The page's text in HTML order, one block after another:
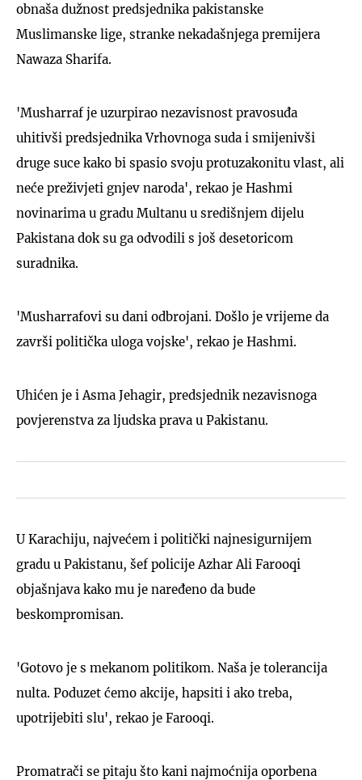
obnaša dužnost predsjednika pakistanske
Muslimanske lige, stranke nekadašnjega premijera
Nawaza Sharifa.
'Musharraf je uzurpirao nezavisnost pravosuđa
uhitivši predsjednika Vrhovnoga suda i smijenivši
druge suce kako bi spasio svoju protuzakonitu vlast, ali
neće preživjeti gnjev naroda', rekao je Hashmi
novinarima u gradu Multanu u središnjem dijelu
Pakistana dok su ga odvodili s još desetoricom
suradnika.
'Musharrafovi su dani odbrojani. Došlo je vrijeme da
završi politička uloga vojske', rekao je Hashmi.
Uhićen je i Asma Jehagir, predsjednik nezavisnoga
povjerenstva za ljudska prava u Pakistanu.
U Karachiju, najvećem i politički najnesigurnijem
gradu u Pakistanu, šef policije Azhar Ali Farooqi
objašnjava kako mu je naređeno da bude
beskompromisan.
'Gotovo je s mekanom politikom. Naša je tolerancija
nulta. Poduzet ćemo akcije, hapsiti i ako treba,
upotrijebiti slu', rekao je Farooqi.
Promatrači se pitaju što kani najmoćnija oporbena